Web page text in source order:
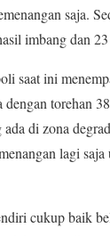
saja.
imbang dan
saat ini
dengan torehan
di zona
lagi
cukup baik